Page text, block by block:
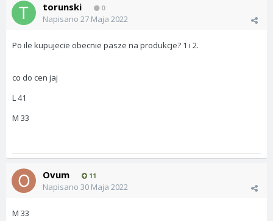
torunski 0
Napisano 27 Maja 2022
Po ile kupujecie obecnie pasze na produkcje? 1 i 2.
co do cen jaj
L 41
M 33
Ovum 11
Napisano 30 Maja 2022
M 33